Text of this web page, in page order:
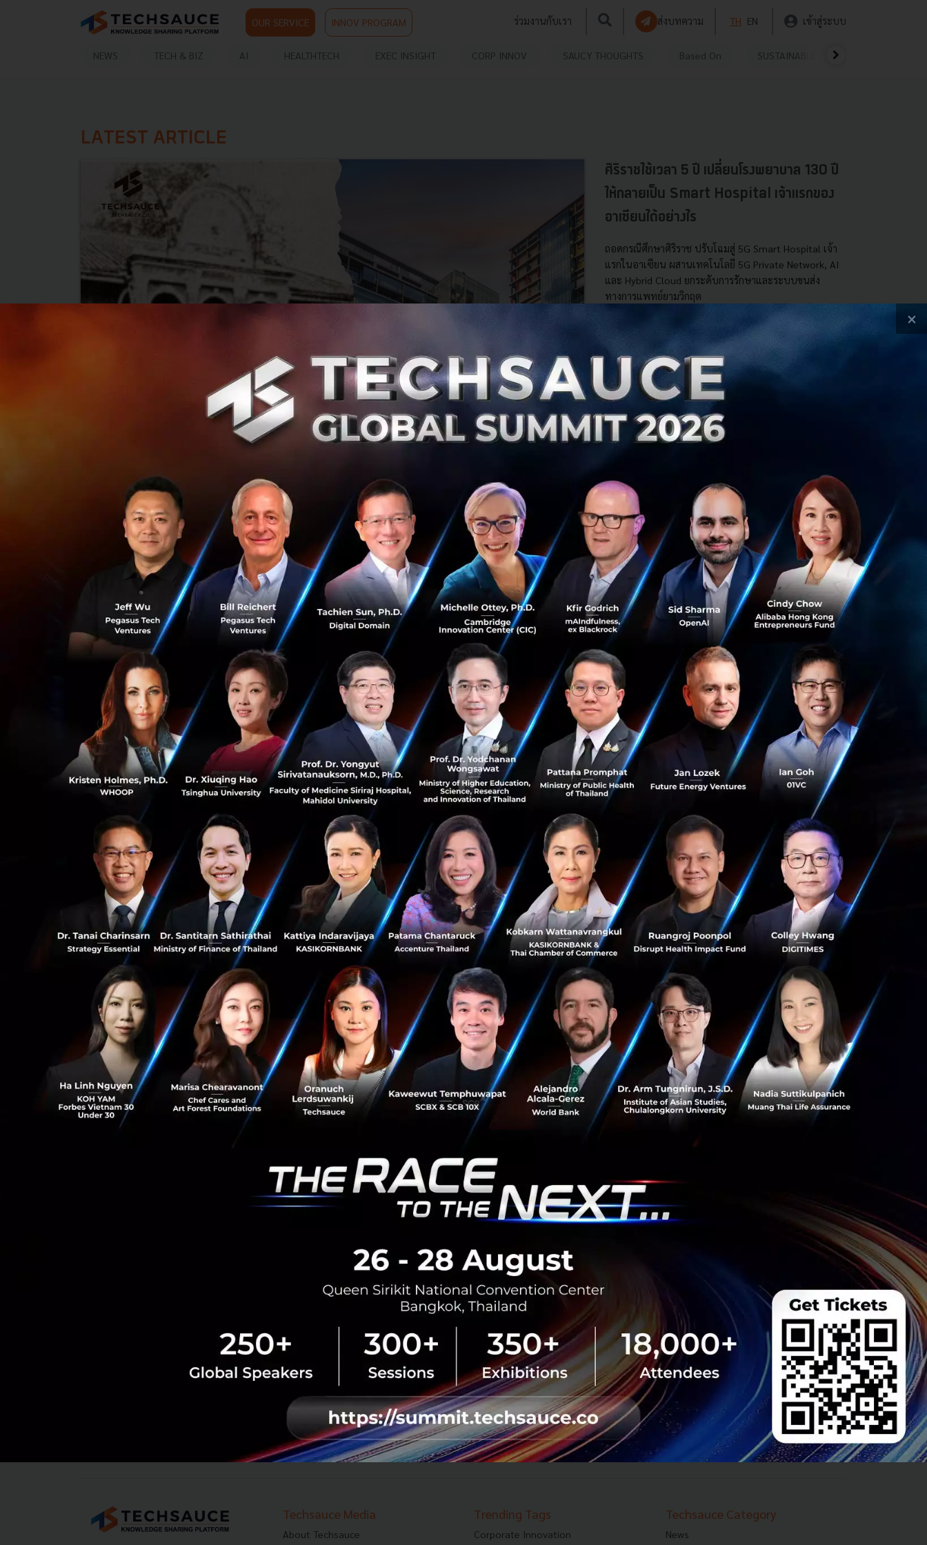
OUR SERVICE INNOV PROGRAM ร่วมงานกับเรา ส่งบทความ TH EN เข้าสู่ระบบ
NEWS TECH & BIZ AI HEALTHTECH EXEC INSIGHT CORP INNOV SAUCY THOUGHTS Based On SUSTAINABLE
LATEST ARTICLE
ศิริราชใช้เวลา 5 ปี เปลี่ยนโรงพยาบาล 130 ปี
ให้กลายเป็น Smart Hospital เจ้าแรกของ
อาเซียนได้อย่างไร
ถอดกรณีศึกษาศิริราช ปรับโฉมสู่ 5G Smart Hospital เจ้า
แรกในอาเซียน ผสานเทคโนโลยี 5G Private Network, AI
และ Hybrid Cloud ยกระดับการรักษาและระบบขนส่ง
ทางการแพทย์ยามวิกฤต
Based On ศิริราช siriraj-smart-hospital
สร้างโอกาสขยายตลาดสู่ต่างประเทศกันอย่างไร -
StockRadars และ Digio
จากบทความครั้งก่อนที่นำเสนอ Startup ที่เข้าร่วมโครงการ
Singtel Group-Samsung Regional Mobile App Challenge
นอกจากทีม Socialgiver และ FlowAccount แล้วนั้น ยังมี
Startup อีก 2 บริษัท...
กุมภาพันธ์ 2, 2016
Techsauce Team
Tech & Biz StockRadars
รวม 13 บริษัท tech ตัวแม่ใน SE Asia ที่ได้เข้าสู่
ตลาดหลักทรัพย์
ในภูมิภาคเอเชียตะวันออกเฉียงใต้ (SE Asia) เรียกได้ว่ายังมี
บริษัทด้าน tech ที่ได้เข้าสู่ตลาดหลักทรัพย์จำนวนน้อยอยู่เมื่อ
เทียบกับภูมิภาคอื่น ทั้งนี้เรามีมาเลเซียและสิงคโปร์ เป็นสอง
ปร...
2
News southeast asia
จากเส้นทาง SME ผันตัวสู่การเป็น Tech Startup
ของ ClaimDi
ไม่ใกล้ไม่ไกลจากอนุสาวรีย์ชัย ใครจะรู้ว่ามีออฟฟิสของ
Startup พร้อมคนรุ่นใหม่ไฟแรงกว่า 30 ชีวิต พร้อมพัฒนา
Product เพื่อตอบโจทย์สายธุรกิจด้านประกันภัยโดยเฉพาะ
เรากำลังพูดถึง Claim D...
กุมภาพันธ์ 1, 2016 | ByTechsauce Team
0
Tech & Biz claimdi Startup Insurance
คุยสบายๆ กับนพ.รัฐแห่ง iamdr คุณหมอสาย Code
ที่สนใจ Startup อย่างจริงจัง
หากใครได้ติดตาม Techsauce ก็คงจะได้อ่านบทสัมภาษณ์
หลายๆ Startup หรือนักลงทุน ที่น่าสนใจ คราวนี้ขอฉีกแนว
มกราคม 29, 2016| By Techsauce Team
0
Rath iamdr Startup Thailand
ธุรกิจธนาคารกำลังถูกสั่นคลอนจาก Fintech
Startups?
“ธนาคารกำลังถูกคุกคาม จากเหล่า startups สาย Fintech ทั้ง
หลาย" Tom Loverro จาก RRE Ventures และแสดงให้เห็นว่า
มีผู้เล่นหลักคนไหนกำลังเป็นที่จับตามอง ทาง CB Insights เลย
ได้มีการรวบรว...
News banking FinTech Startup
2691 2692 2693 2694 2695 ... 2763 2764 ›
Techsauce Media
About Techsauce
Trending Tags
Corporate Innovation
Techsauce Category
News
×